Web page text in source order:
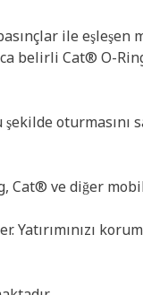
ile eşleşen
belirli Cat® O-
ve diğer